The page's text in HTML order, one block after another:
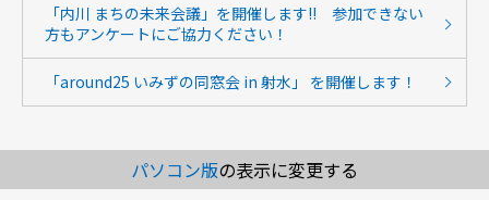
「内川 まちの未来会議」を開催します!! 参加できない
方もアンケートにご協力ください！
「around25 いみずの同窓会 in 射水」 を開催します！
パソコン版の表示に変更する